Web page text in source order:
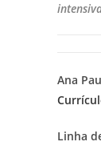
Ana
Linha